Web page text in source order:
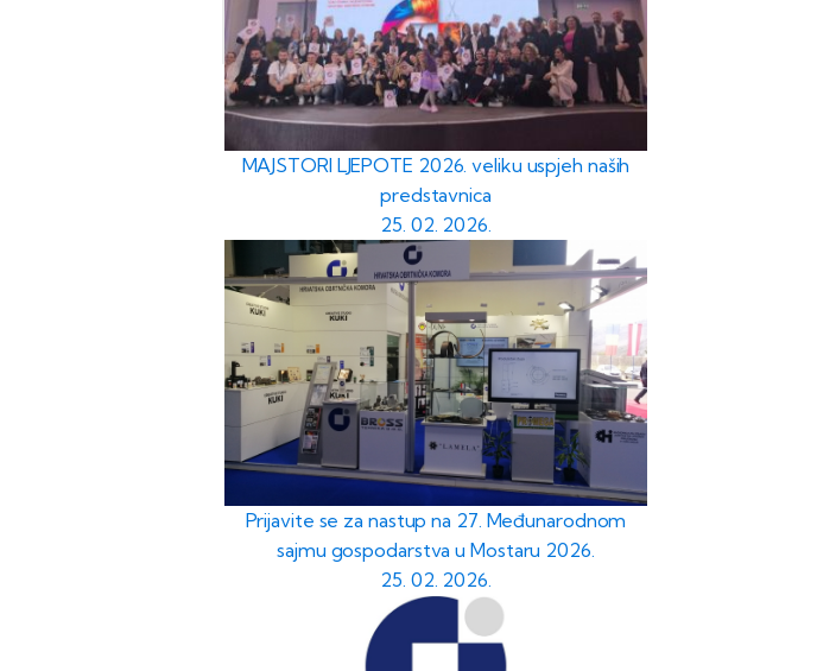
MAJSTORI LJEPOTE 2026. veliku uspjeh naših
predstavnica
25. 02. 2026.
Prijavite se za nastup na 27. Međunarodnom
sajmu gospodarstva u Mostaru 2026.
25. 02. 2026.